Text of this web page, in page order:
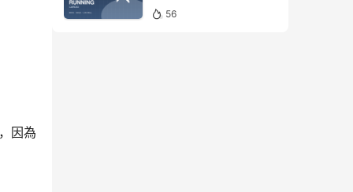
因為
56